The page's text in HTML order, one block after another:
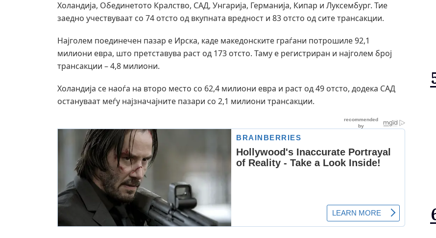
Холандија, Обединетото Кралство, САД, Унгарија, Германија, Кипар и Луксембург. Тие
заедно учествуваат со 74 отсто од вкупната вредност и 83 отсто од сите трансакции.
Најголем поединечен пазар е Ирска, каде македонските граѓани потрошиле 92,1
милиони евра, што претставува раст од 173 отсто. Таму е регистриран и најголем број
трансакции – 4,8 милиони.
Холандија се наоѓа на второ место со 62,4 милиони евра и раст од 49 отсто, додека САД
остануваат меѓу најзначајните пазари со 2,1 милиони трансакции.